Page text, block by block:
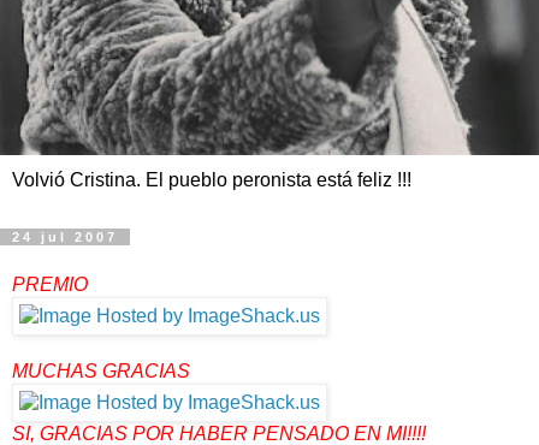
Volvió Cristina. El pueblo peronista está feliz !!!
24 jul 2007
PREMIO
MUCHAS GRACIAS
SI, GRACIAS POR HABER PENSADO EN MI!!!!